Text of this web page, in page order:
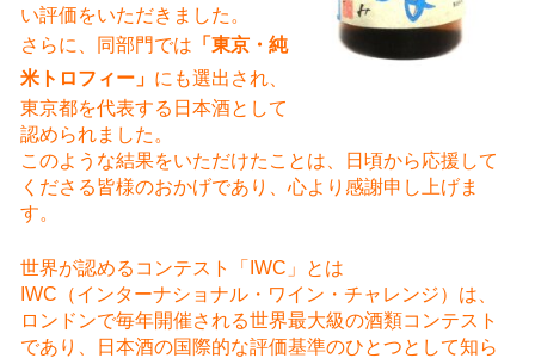
い評価をいただきました。
さらに、同部門では 「東京・純
米トロフィー」 にも選出され、
東京都を代表する日本酒として
認められました。
このような結果をいただけたことは、日頃から応援して
くださる皆様のおかげであり、心より感謝申し上げま
す。
世界が認めるコンテスト「IWC」とは
IWC（インターナショナル・ワイン・チャレンジ）は、
ロンドンで毎年開催される世界最大級の酒類コンテスト
であり、日本酒の国際的な評価基準のひとつとして知ら